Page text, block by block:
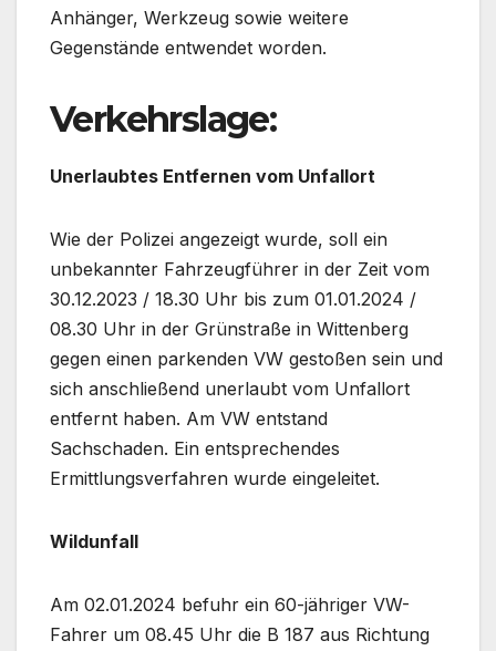
Anhänger, Werkzeug sowie weitere
Gegenstände entwendet worden.
Verkehrslage:
Unerlaubtes Entfernen vom Unfallort
Wie der Polizei angezeigt wurde, soll ein
unbekannter Fahrzeugführer in der Zeit vom
30.12.2023 / 18.30 Uhr bis zum 01.01.2024 /
08.30 Uhr in der Grünstraße in Wittenberg
gegen einen parkenden VW gestoßen sein und
sich anschließend unerlaubt vom Unfallort
entfernt haben. Am VW entstand
Sachschaden. Ein entsprechendes
Ermittlungsverfahren wurde eingeleitet.
Wildunfall
Am 02.01.2024 befuhr ein 60-jähriger VW-
Fahrer um 08.45 Uhr die B 187 aus Richtung